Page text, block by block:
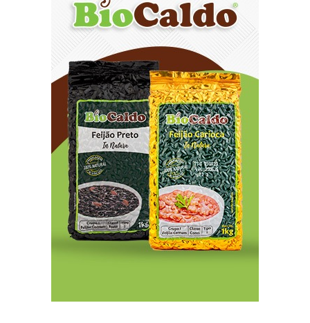
para baixa umidade do ar nesta sexta-feira (7)
Ampliada oferta de tratamento menos invasivo
para obstruções nas artérias do coração no
Hospital de Base
Sala de Concerto, da Rádio MEC, celebra
Radamés Gnattali nesta sexta
Indígenas Pirahã vão ter acesso a consultas e
exames em expedição do SUS no Amazonas